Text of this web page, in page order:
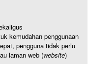
kemudahan penggunaan
pengguna tidak perlu
laman web (website)